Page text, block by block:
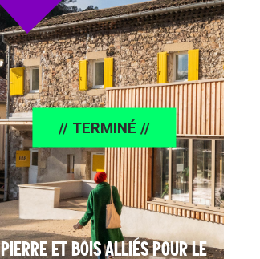
// TERMINÉ //
PIERRE ET BOIS ALLIÉS POUR LE